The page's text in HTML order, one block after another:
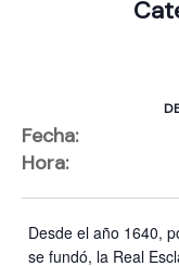
Fecha:
Hora:
Desde el año 1640,
se fundó, la Real